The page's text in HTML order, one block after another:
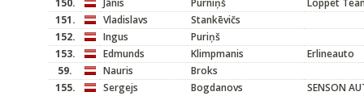
150.
Jānis Purniņš
Loppet
151.
Vladislavs
Stankēvičs
152.
Ingus
Puriņš
153.
Edmunds Klimpmanis
Erlineauto
59.
Nauris
Broks
155.
Sergejs Bogdanovs SENSON